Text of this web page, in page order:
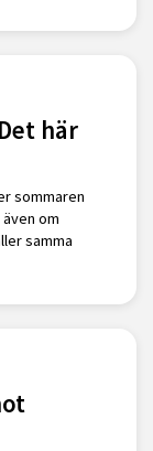
här
sommaren
om
samma